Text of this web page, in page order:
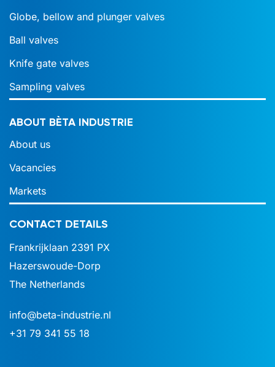
Globe, bellow and plunger valves
Ball valves
Knife gate valves
Sampling valves
ABOUT BÈTA INDUSTRIE
About us
Vacancies
Markets
CONTACT DETAILS
Frankrijklaan 2391 PX
Hazerswoude-Dorp
The Netherlands
info@beta-industrie.nl
+31 79 341 55 18